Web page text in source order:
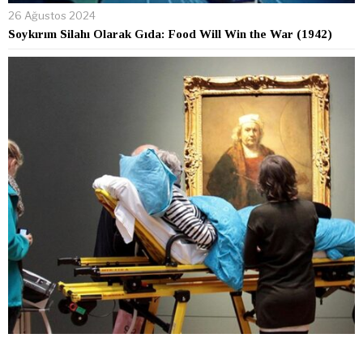
26 Ağustos 2024
Soykırım Silahı Olarak Gıda: Food Will Win the War (1942)